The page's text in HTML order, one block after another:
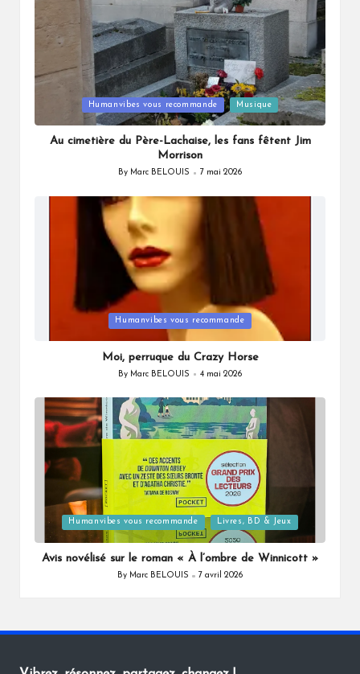
Humanvibes vous recommande Musique
Au cimetière du Père-Lachaise, les fans fêtent Jim
Morrison
Posted
By Marc BELOUIS 7 mai 2026
Humanvibes vous recommande
Moi, perruque du Crazy Horse
Posted
By Marc BELOUIS 4 mai 2026
Posted
in
Humanvibes vous recommande Livres, BD & Jeux
Avis novélisé sur le roman « À l’ombre de Winnicott »
Posted
By Marc BELOUIS 7 avril 2026